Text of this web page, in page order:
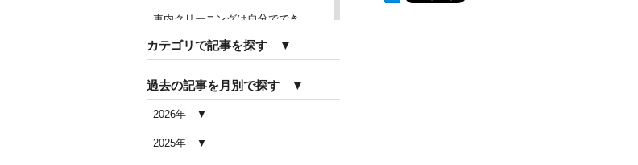
車内クリーニングは自分ででき
界を徹底解説
車内クリーニングで失敗する人の
共通点｜やってはいけない5つの判
2026.02.03
カテゴリで記事を探す ▼
過去の記事を月別で探す ▼
2026年
2025年